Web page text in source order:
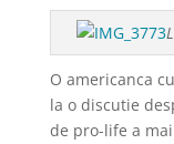
O americanca
la o discutie
de pro-life a